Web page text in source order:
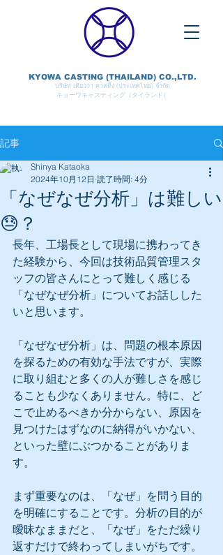
KYOWA CASTING (THAILAND) CO.,LTD.
บริษัท เคียวว่า คาสติ้ง (ประเทศไทย) จำกัด
キョーワキャスティング（タイランド）
記事
「なぜなぜ分析」は難しい
😓？
Shinya Kataoka
2024年10月12日 読了時間: 4分
長年、工場長として現場に携わってき
た経験から、今回は技術品質管理スタ
ッフの皆さんにとって難しく感じる
「なぜなぜ分析」についてお話しした
いと思います。
「なぜなぜ分析」は、問題の根本原因
を探るための有効な手法ですが、実際
に取り組むと多くの人が難しさを感じ
ることも少なくありません。特に、ど
こで止めるべきか分からない、原因を
見つけたはずなのに納得がいかない、
といった壁にぶつかることがありま
す。
まず重要なのは、「なぜ」を問う目的
を明確にすることです。分析の目的が
曖昧なままだと、「なぜ」をただ繰り
返すだけで終わってしまいがちです。